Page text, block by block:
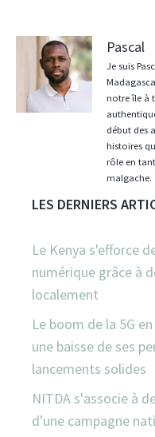
Pascal
Je suis
notre île à
début des
histoires
rôle en
malgache.
LES DERNIERS
Le Kenya s'efforce
numérique grâce à
localement
Le boom de la 5G
une baisse de ses
lancements solides
NITDA s'associe à
d'une campagne